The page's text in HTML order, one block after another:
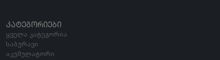
ᲙᲐᲢᲔᲒᲝᲠᲘᲔᲑᲘ
ყველა კატეგორია
საბურავი
აკუმულატორი